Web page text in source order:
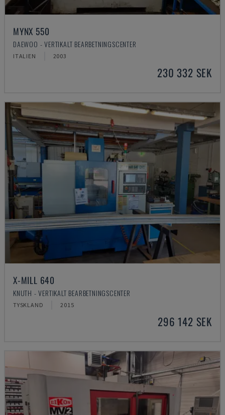
MYNX 550
DAEWOO - VERTIKALT BEARBETNINGSCENTER
ITALIEN 2003
230 332 SEK
X-MILL 640
KNUTH - VERTIKALT BEARBETNINGSCENTER
TYSKLAND 2015
296 142 SEK